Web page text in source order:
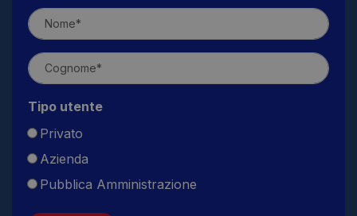
Tipo utente
Privato
Azienda
Pubblica Amministrazione